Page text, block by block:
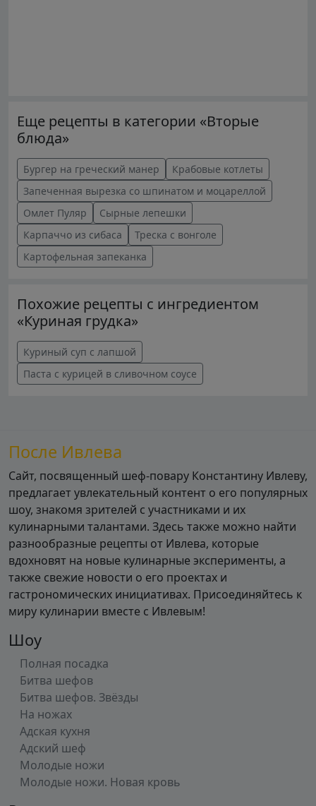
Еще рецепты в категории «Вторые
блюда»
Бургер на греческий манер
Крабовые котлеты
Запеченная вырезка со шпинатом и моцареллой
Омлет Пуляр
Сырные лепешки
Карпаччо из сибаса
Треска с вонголе
Картофельная запеканка
Похожие рецепты с ингредиентом
«Куриная грудка»
Куриный суп с лапшой
Паста с курицей в сливочном соусе
После Ивлева
Сайт, посвященный шеф-повару Константину Ивлеву,
предлагает увлекательный контент о его популярных
шоу, знакомя зрителей с участниками и их
кулинарными талантами. Здесь также можно найти
разнообразные рецепты от Ивлева, которые
вдохновят на новые кулинарные эксперименты, а
также свежие новости о его проектах и
гастрономических инициативах. Присоединяйтесь к
миру кулинарии вместе с Ивлевым!
Шоу
Полная посадка
Битва шефов
Битва шефов. Звёзды
На ножах
Адская кухня
Адский шеф
Молодые ножи
Молодые ножи. Новая кровь